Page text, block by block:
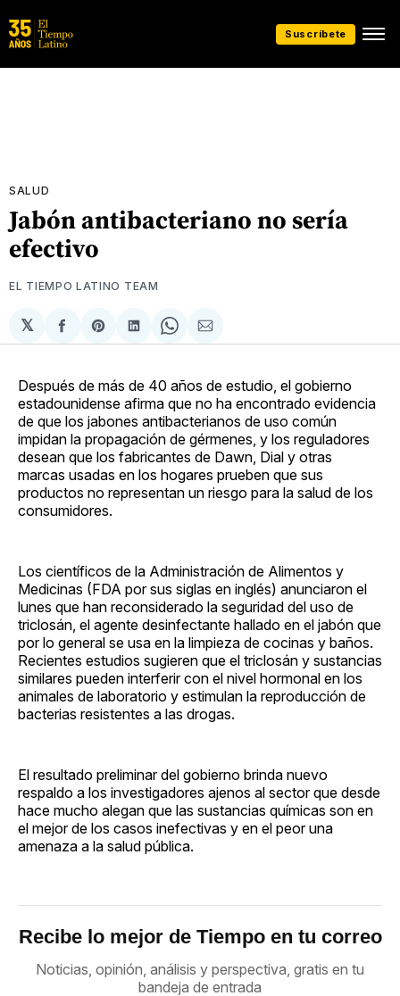
Suscríbete
SALUD
Jabón antibacteriano no sería
efectivo
EL TIEMPO LATINO TEAM
𝕏
Compartir
en
Share
on
Compartir
en
Share
on
Compartir
via
Después de más de 40 años de estudio, el gobierno
estadounidense afirma que no ha encontrado evidencia
de que los jabones antibacterianos de uso común
impidan la propagación de gérmenes, y los reguladores
desean que los fabricantes de Dawn, Dial y otras
marcas usadas en los hogares prueben que sus
productos no representan un riesgo para la salud de los
consumidores.
Los científicos de la Administración de Alimentos y
Medicinas (FDA por sus siglas en inglés) anunciaron el
lunes que han reconsiderado la seguridad del uso de
triclosán, el agente desinfectante hallado en el jabón que
por lo general se usa en la limpieza de cocinas y baños.
Recientes estudios sugieren que el triclosán y sustancias
similares pueden interferir con el nivel hormonal en los
animales de laboratorio y estimulan la reproducción de
bacterias resistentes a las drogas.
El resultado preliminar del gobierno brinda nuevo
respaldo a los investigadores ajenos al sector que desde
hace mucho alegan que las sustancias químicas son en
el mejor de los casos inefectivas y en el peor una
amenaza a la salud pública.
Recibe lo mejor de Tiempo en tu correo
Noticias, opinión, análisis y perspectiva, gratis en tu
bandeja de entrada